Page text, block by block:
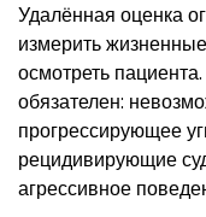
Удалённая оценка
измерить
осмотреть
обязателен:
прогрессирующее
рецидивирующие
агрессивное